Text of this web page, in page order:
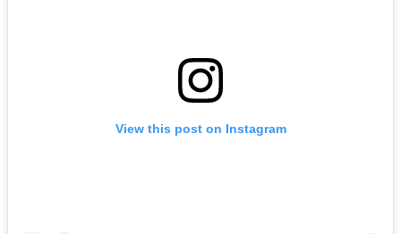
View this post on Instagram